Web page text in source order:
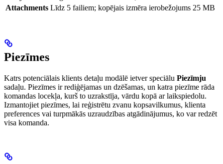
Attachments Līdz 5 failiem; kopējais izmēra ierobežojums 25 MB
Piezīmes
Katrs potenciālais klients detaļu modālē ietver speciālu Piezīmju
sadaļu. Piezīmes ir rediģējamas un dzēšamas, un katra piezīme rāda
komandas locekļa, kurš to uzrakstīja, vārdu kopā ar laikspiedolu.
Izmantojiet piezīmes, lai reģistrētu zvanu kopsavilkumus, klienta
preferences vai turpmākās uzraudzības atgādinājumus, ko var redzēt
visa komanda.